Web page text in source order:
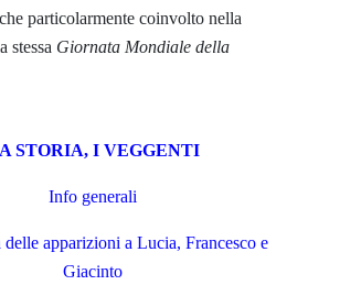
particolarmente coinvolto nella
stessa Giornata Mondiale della
STORIA, I VEGGENTI
Info generali
delle apparizioni a Lucia, Francesco e
Giacinto